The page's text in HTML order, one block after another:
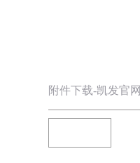
附件下载-凯发官网